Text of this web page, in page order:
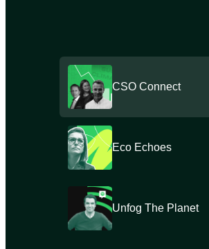
CSO Connect
Eco Echoes
Unfog The Planet